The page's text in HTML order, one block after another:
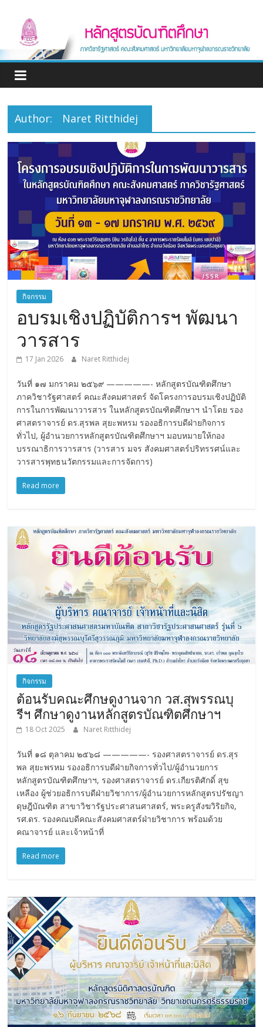
contentหลักสูตร
บัณฑิต
ศึกษา
ภาค
วิชา
รัฐศาสตร์
program
Department
of
Political
Science
Author: Naret Ritthidej
กิจกรรม
อบรมเชิงปฏิบัติการฯ พัฒนา
วารสาร
17 Jan 2026 Naret Ritthidej
วันที่ ๑๗ มกราคม ๒๕๖๙ —————- หลักสูตรบัณฑิตศึกษา
ภาควิชารัฐศาสตร์ คณะสังคมศาสตร์ จัดโครงการอบรมเชิงปฏิบัติ
การในการพัฒนาวารสาร ในหลักสูตรบัณฑิตศึกษาฯ นำโดย รอง
ศาสตราจารย์ ดร.สุรพล สุยะพหรม รองอธิการบดีฝ่ายกิจการ
ทั่วไป, ผู้อำนวยการหลักสูตรบัณฑิตศึกษาฯ มอบหมายให้กอง
บรรณาธิการวารสาร (วารสาร มจร สังคมศาสตร์ปริทรรศน์และ
วารสารพุทธนวัตกรรมและการจัดการ)
Read more
กิจกรรม
ต้อนรับคณะศึกษดูงานจาก วส.สุพรรณบุ
รีฯ ศึกษาดูงานหลักสูตรบัณฑิตศึกษาฯ
18 Oct 2025 Naret Ritthidej
วันที่ ๑๘ ตุลาคม ๒๕๖๘ —————- รองศาสตราจารย์ ดร.สุร
พล สุยะพรหม รองอธิการบดีฝ่ายกิจการทั่วไป/ผู้อำนวยการ
หลักสูตรบัณฑิตศึกษาฯ, รองศาสตราจารย์ ดร.เกียรติศักดิ์ สุข
เหลือง ผู้ช่วยอธิการบดีฝ่ายวิชาการ/ผู้อำนวยการหลักสูตรปรัชญา
ดุษฎีบัณฑิต สาขาวิชารัฐประศาสนศาสตร์, พระครูสังฆวิริยกิจ,
รศ.ดร. รองคณบดีคณะสังคมศาสตร์ฝ่ายวิชาการ พร้อมด้วย
คณาจารย์ และเจ้าหน้าที่
Read more